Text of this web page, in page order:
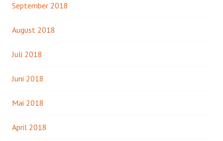
September 2018
August 2018
Juli 2018
Juni 2018
Mai 2018
April 2018